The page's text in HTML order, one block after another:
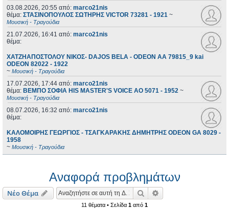
03.08.2026, 20:55 από: marco21nis
θέμα: ΣΤΑΣΙΝΟΠΟΥΛΟΣ ΣΩΤΗΡΗΣ VICTOR 73281 - 1921 ~
Μουσική - Τραγούδια
21.07.2026, 16:41 από: marco21nis
θέμα:
ΧΑΤΖΗΑΠΟΣΤΟΛΟΥ ΝΙΚΟΣ- DAJOS BELA - ODEON AA 79815_9 kai
ODEON 82022 - 1922
~ Μουσική - Τραγούδια
17.07.2026, 17:44 από: marco21nis
θέμα: ΒΕΜΠΟ ΣΟΦΙΑ HIS MASTER'S VOICE AO 5071 - 1952 ~
Μουσική - Τραγούδια
08.07.2026, 16:32 από: marco21nis
θέμα:
ΚΑΛΟΜΟΙΡΗΣ ΓΕΩΡΓΙΟΣ - ΤΣΑΓΚΑΡΑΚΗΣ ΔΗΜΗΤΡΗΣ ODEON GA 8029 -
1958
~ Μουσική - Τραγούδια
Αναφορά προβλημάτων
Νέο Θέμα Αναζήτηση
11 θέματα • Σελίδα 1 από 1